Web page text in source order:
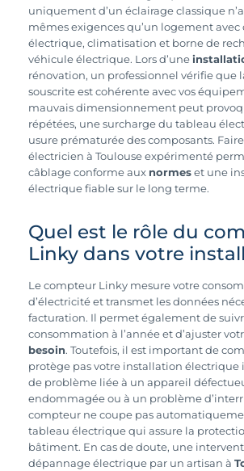
uniquement d’un éclairage classique
mêmes exigences qu’un logement avec
électrique, climatisation et borne de
véhicule électrique. Lors d’une
rénovation, un professionnel vérifie que
souscrite est cohérente avec vos
mauvais dimensionnement peut
répétées, une surcharge du tableau
usure prématurée des composants.
électricien à Toulouse expérimenté
câblage conforme aux normeset une
électrique fiable sur le long terme.
Quel est le rôle du
Linky dans votre
Le compteur Linky mesure votre
d’électricité et transmet les données
facturation. Il permet également de
consommation à l’année et d’ajuster
besoin. Toutefois, il est important de
protège pas votre installation électrique
de problème liée à un appareil
endommagée ou à un problème
compteur ne coupe pas
tableau électrique qui assure la
bâtiment. En cas de doute, une
dépannage électrique par un artisan à